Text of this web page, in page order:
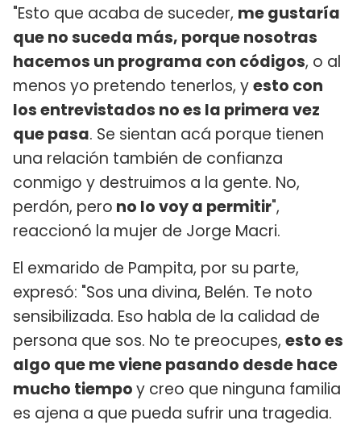
"Esto que acaba de suceder, me gustaría
que no suceda más, porque nosotras
hacemos un programa con códigos, o al
menos yo pretendo tenerlos, yesto con
los entrevistados no es la primera vez
que pasa. Se sientan acá porque tienen
una relación también de confianza
conmigo y destruimos a la gente. No,
perdón, pero no lo voy a permitir",
reaccionó la mujer de Jorge Macri.
El exmarido de Pampita, por su parte,
expresó: "Sos una divina, Belén. Te noto
sensibilizada. Eso habla de la calidad de
persona que sos. No te preocupes, esto es
algo que me viene pasando desde hace
mucho tiempoy creo que ninguna familia
es ajena a que pueda sufrir una tragedia.